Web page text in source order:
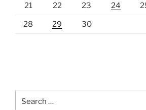
21 22 23 24
28 29 30